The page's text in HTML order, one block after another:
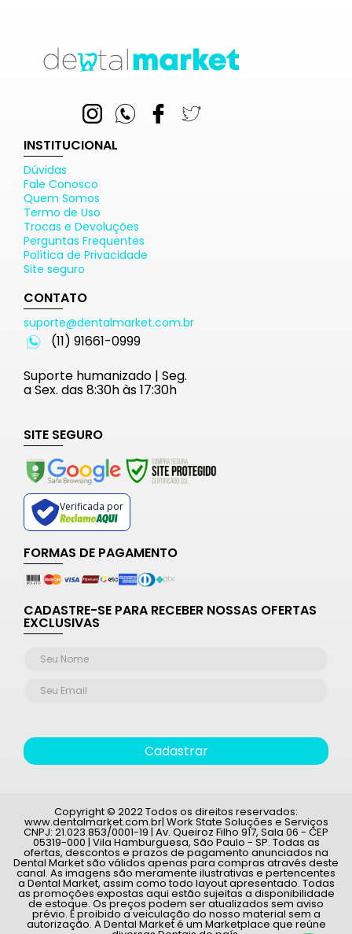
INSTITUCIONAL
Dúvidas
Fale Conosco
Quem Somos
Termo de Uso
Trocas e Devoluções
Perguntas Frequentes
Política de Privacidade
Site seguro
CONTATO
suporte@dentalmarket.com.br
(11) 91661-0999
Suporte humanizado | Seg.
a Sex. das 8:30h às 17:30h
SITE SEGURO
Verificada por
FORMAS DE PAGAMENTO
CADASTRE-SE PARA RECEBER NOSSAS OFERTAS
EXCLUSIVAS
Cadastrar
Copyright © 2022 Todos os direitos reservados:
www.dentalmarket.com.br| Work State Soluções e Serviços
CNPJ: 21.023.853/0001-19 | Av. Queiroz Filho 917, Sala 06 - CEP
05319-000 | Vila Hamburguesa, São Paulo - SP. Todas as
ofertas, descontos e prazos de pagamento anunciados na
Dental Market são válidos apenas para compras através deste
canal. As imagens são meramente ilustrativas e pertencentes
a Dental Market, assim como todo layout apresentado. Todas
as promoções expostas aqui estão sujeitas a disponibilidade
de estoque. Os preços podem ser atualizados sem aviso
prévio. É proibido a veiculação do nosso material sem a
autorização. A Dental Market é um Marketplace que reúne